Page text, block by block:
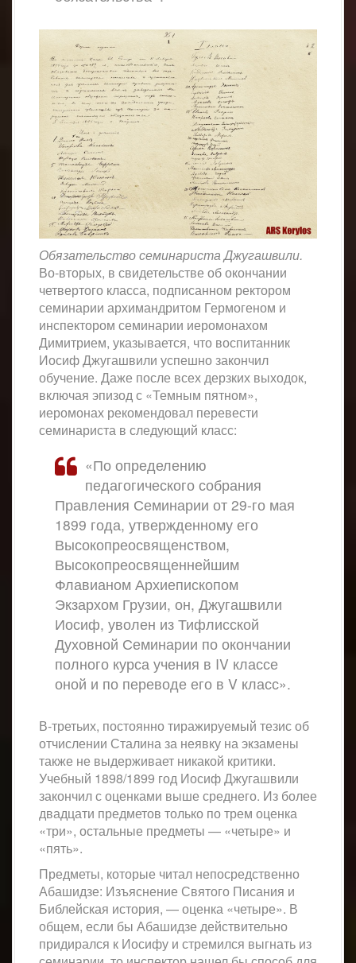
Обязательство семинариста Джугашвили.
Во-вторых, в свидетельстве об окончании
четвертого класса, подписанном ректором
семинарии архимандритом Гермогеном и
инспектором семинарии иеромонахом
Димитрием, указывается, что воспитанник
Иосиф Джугашвили успешно закончил
обучение. Даже после всех дерзких выходок,
включая эпизод с «Темным пятном»,
иеромонах рекомендовал перевести
семинариста в следующий класс:
«По определению
педагогического собрания
Правления Семинарии от 29-го мая
1899 года, утвержденному его
Высокопреосвященством,
Высокопреосвященнейшим
Флавианом Архиепископом
Экзархом Грузии, он, Джугашвили
Иосиф, уволен из Тифлисской
Духовной Семинарии по окончании
полного курса учения в IV классе
оной и по переводе его в V класс».
В-третьих, постоянно тиражируемый тезис об
отчислении Сталина за неявку на экзамены
также не выдерживает никакой критики.
Учебный 1898/1899 год Иосиф Джугашвили
закончил с оценками выше среднего. Из более
двадцати предметов только по трем оценка
«три», остальные предметы — «четыре» и
«пять».
Предметы, которые читал непосредственно
Абашидзе: Изъяснение Святого Писания и
Библейская история, — оценка «четыре». В
общем, если бы Абашидзе действительно
придирался к Иосифу и стремился выгнать из